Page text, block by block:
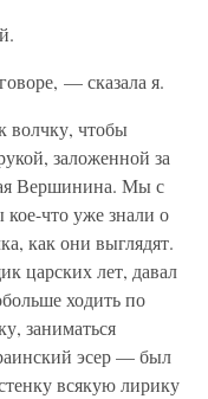
— сказала я.
волчку, чтобы
заложенной за
Вершинина. Мы с
что уже знали о
как они выглядят.
царских лет, давал
ходить по
заниматься
эсер — был
всякую лирику